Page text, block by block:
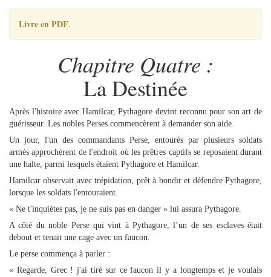
Livre en PDF.
Chapitre Quatre :
La Destinée
Après l'histoire avec Hamilcar, Pythagore devint reconnu pour son art de
guérisseur. Les nobles Perses commencèrent à demander son aide.
Un jour, l'un des commandants Perse, entourés par plusieurs soldats
armés approchèrent de l'endroit où les prêtres captifs se reposaient durant
une halte, parmi lesquels étaient Pythagore et Hamilcar.
Hamilcar observait avec trépidation, prêt à bondir et défendre Pythagore,
lorsque les soldats l'entouraient.
« Ne t'inquiètes pas, je ne suis pas en danger » lui assura Pythagore.
A côté du noble Perse qui vint à Pythagore, l’un de ses esclaves était
debout et tenait une cage avec un faucon.
Le perse commença à parler :
« Regarde, Grec ! j'ai tiré sur ce faucon il y a longtemps et je voulais